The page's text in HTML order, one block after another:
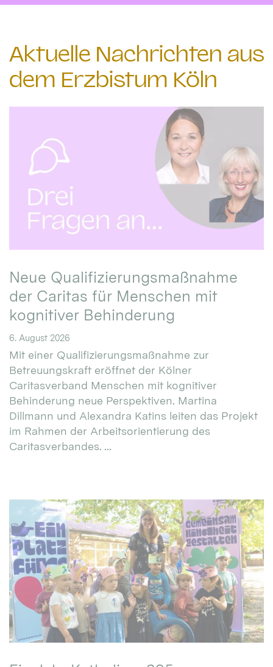
Aktuelle Nachrichten aus
dem Erzbistum Köln
Neue Qualifizierungsmaßnahme
der Caritas für Menschen mit
kognitiver Behinderung
6. August 2026
Mit einer Qualifizierungsmaßnahme zur
Betreuungskraft eröffnet der Kölner
Caritasverband Menschen mit kognitiver
Behinderung neue Perspektiven. Martina
Dillmann und Alexandra Katins leiten das Projekt
im Rahmen der Arbeitsorientierung des
Caritasverbandes. ...